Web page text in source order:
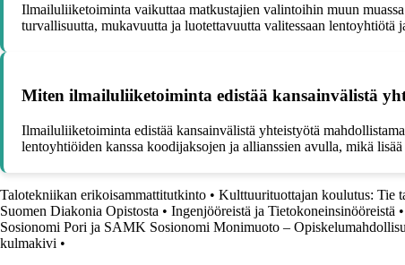
Ilmailuliiketoiminta vaikuttaa matkustajien valintoihin muun
turvallisuutta, mukavuutta ja luotettavuutta valitessaan lentoyhtiötä
Miten ilmailuliiketoiminta edistää kansainvälistä
Ilmailuliiketoiminta edistää kansainvälistä yhteistyötä
lentoyhtiöiden kanssa koodijaksojen ja allianssien avulla, mikä
Talotekniikan erikoisammattitutkinto • Kulttuurituottajan koulutus: Tie
Suomen Diakonia Opistosta • Ingenjööreistä ja Tietokoneinsinööreistä •
Sosionomi Pori ja SAMK Sosionomi Monimuoto –
kulmakivi •